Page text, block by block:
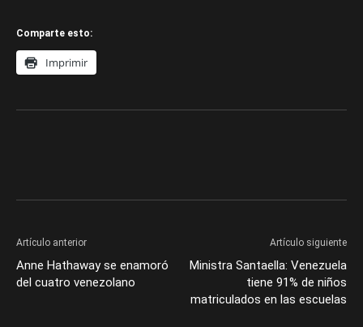
Comparte esto:
Imprimir
Artículo anterior
Anne Hathaway se enamoró
del cuatro venezolano
Artículo siguiente
Ministra Santaella: Venezuela
tiene 91% de niños
matriculados en las escuelas